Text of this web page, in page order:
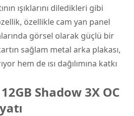
ışıklarını diledikleri gibi
özellikle cam yan panel
görsel olarak güçlü bir
sağlam metal arka plakası,
hem de ısı dağılımına katkı
Shadow 3X OC